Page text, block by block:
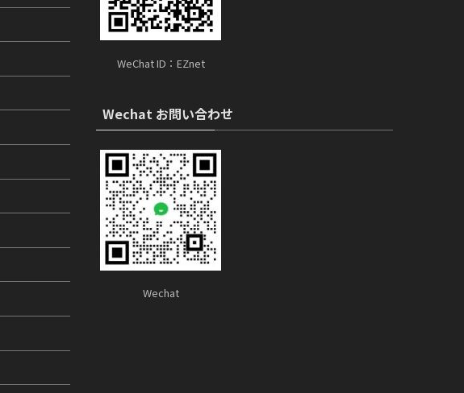
WeChat ID：EZnet
Wechat お問い合わせ
Wechat